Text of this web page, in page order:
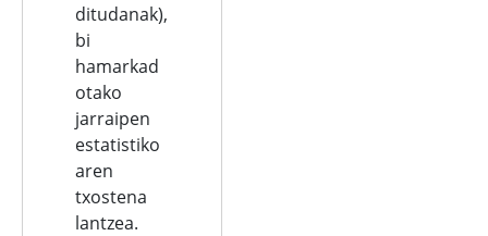
ditudanak),
bi
hamarkad
otako
jarraipen
estatistiko
aren
txostena
lantzea.